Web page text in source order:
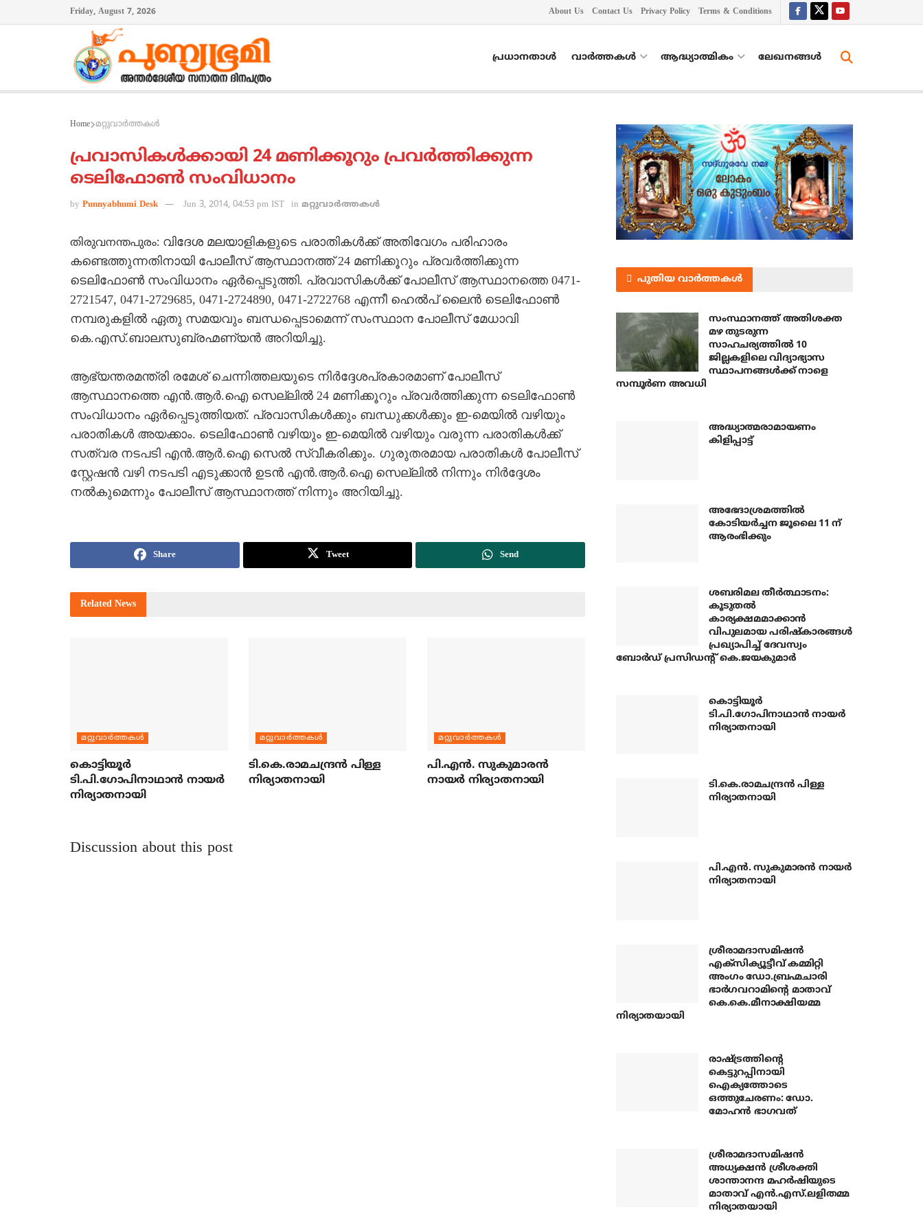
Friday, August 7, 2026 About Us Contact Us Privacy Policy Terms & Conditions
പ്രധാനതാൾ വാർത്തകൾ ആദ്ധ്യാത്മികം ലേഖനങ്ങള്‍
Home മറ്റുവാര്‍ത്തകള്‍
പ്രവാസികള്‍ക്കായി 24 മണിക്കൂറും പ്രവര്‍ത്തിക്കുന്ന
ടെലിഫോണ്‍ സംവിധാനം
by Punnyabhumi Desk Jun 3, 2014, 04:53 pm IST in മറ്റുവാര്‍ത്തകള്‍
തിരുവനന്തപുരം: വിദേശ മലയാളികളുടെ പരാതികള്‍ക്ക് അതിവേഗം പരിഹാരം
കണ്ടെത്തുന്നതിനായി പോലീസ് ആസ്ഥാനത്ത് 24 മണിക്കൂറും പ്രവര്‍ത്തിക്കുന്ന
ടെലിഫോണ്‍ സംവിധാനം ഏര്‍പ്പെടുത്തി. പ്രവാസികള്‍ക്ക് പോലീസ് ആസ്ഥാനത്തെ 0471-
2721547, 0471-2729685, 0471-2724890, 0471-2722768 എന്നീ ഹെല്‍പ് ലൈന്‍ ടെലിഫോണ്‍
നമ്പരുകളില്‍ ഏതു സമയവും ബന്ധപ്പെടാമെന്ന് സംസ്ഥാന പോലീസ് മേധാവി
കെ.എസ്.ബാലസുബ്രഹ്മണ്യന്‍ അറിയിച്ചു.
ആഭ്യന്തരമന്ത്രി രമേശ് ചെന്നിത്തലയുടെ നിര്‍ദ്ദേശപ്രകാരമാണ് പോലീസ്
ആസ്ഥാനത്തെ എന്‍.ആര്‍.ഐ സെല്ലില്‍ 24 മണിക്കൂറും പ്രവര്‍ത്തിക്കുന്ന ടെലിഫോണ്‍
സംവിധാനം ഏര്‍പ്പെടുത്തിയത്. പ്രവാസികള്‍ക്കും ബന്ധുക്കള്‍ക്കും ഇ-മെയില്‍ വഴിയും
പരാതികള്‍ അയക്കാം. ടെലിഫോണ്‍ വഴിയും ഇ-മെയില്‍ വഴിയും വരുന്ന പരാതികള്‍ക്ക്
സത്വര നടപടി എന്‍.ആര്‍.ഐ സെല്‍ സ്വീകരിക്കും. ഗുരുതരമായ പരാതികള്‍ പോലീസ്
സ്റ്റേഷന്‍ വഴി നടപടി എടുക്കാന്‍ ഉടന്‍ എന്‍.ആര്‍.ഐ സെല്ലില്‍ നിന്നും നിര്‍ദ്ദേശം
നല്‍കുമെന്നും പോലീസ് ആസ്ഥാനത്ത് നിന്നും അറിയിച്ചു.
Share Tweet Send
Related News
മറ്റുവാര്‍ത്തകള്‍
കൊട്ടിയൂര്‍
ടി.പി.ഗോപിനാഥാന്‍ നായര്‍
നിര്യാതനായി
മറ്റുവാര്‍ത്തകള്‍
ടി.കെ.രാമചന്ദ്രന്‍ പിള്ള
നിര്യാതനായി
മറ്റുവാര്‍ത്തകള്‍
പി.എന്‍. സുകുമാരന്‍
നായര്‍ നിര്യാതനായി
Discussion about this post
പുതിയ വാർത്തകൾ
സംസ്ഥാനത്ത് അതിശക്ത
മഴ തുടരുന്ന
സാഹചര്യത്തിൽ 10
ജില്ലകളിലെ വിദ്യാഭ്യാസ
സ്ഥാപനങ്ങൾക്ക് നാളെ
സമ്പൂർണ അവധി
അദ്ധ്യാത്മരാമായണം
കിളിപ്പാട്ട്
അഭേദാശ്രമത്തില്‍
കോടിയര്‍ച്ചന ജൂലൈ 11 ന്
ആരംഭിക്കും
ശബരിമല തീര്‍ത്ഥാടനം:
കൂടുതല്‍
കാര്യക്ഷമമാക്കാന്‍
വിപുലമായ പരിഷ്‌കാരങ്ങള്‍
പ്രഖ്യാപിച്ച് ദേവസ്വം
ബോര്‍ഡ് പ്രസിഡന്റ് കെ.ജയകുമാര്‍
കൊട്ടിയൂര്‍
ടി.പി.ഗോപിനാഥാന്‍ നായര്‍
നിര്യാതനായി
ടി.കെ.രാമചന്ദ്രന്‍ പിള്ള
നിര്യാതനായി
പി.എന്‍. സുകുമാരന്‍ നായര്‍
നിര്യാതനായി
ശ്രീരാമദാസമിഷന്‍
എക്‌സിക്യൂട്ടീവ് കമ്മിറ്റി
അംഗം ഡോ.ബ്രഹ്മചാരി
ഭാര്‍ഗവറാമിന്റെ മാതാവ്
കെ.കെ.മീനാക്ഷിയമ്മ
നിര്യാതയായി
രാഷ്ട്രത്തിന്റെ
കെട്ടുറപ്പിനായി
ഐക്യത്തോടെ
ഒത്തുചേരണം: ഡോ.
മോഹന്‍ ഭാഗവത്
ശ്രീരാമദാസമിഷന്‍
അധ്യക്ഷന്‍ ശ്രീശക്തി
ശാന്താനന്ദ മഹര്‍ഷിയുടെ
മാതാവ് എന്‍.എസ്.ലളിതമ്മ
നിര്യാതയായി